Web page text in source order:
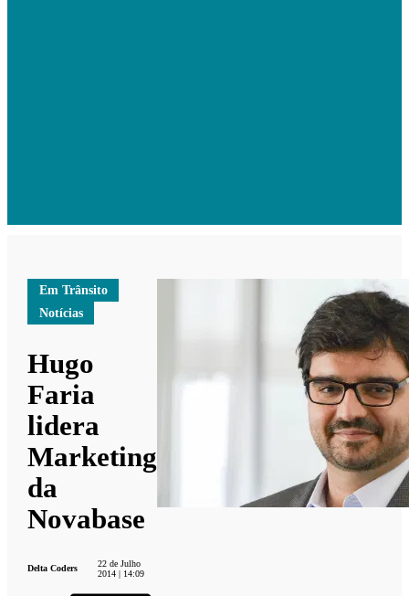
Em Trânsito
Notícias
Hugo
Faria
lidera
Marketing
da
Novabase
Delta Coders
22 de Julho
2014 | 14:09